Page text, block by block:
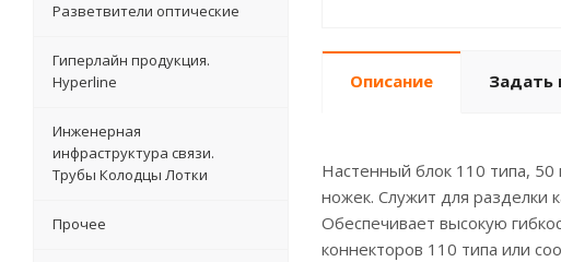
Описание Задать
Настенный блок 110 типа, 50
ножек. Служит для разделки
Обеспечивает высокую
коннекторов 110 типа или
Разветвители оптические
Гиперлайн продукция.
Hyperline
Инженерная
инфраструктура связи.
Трубы Колодцы Лотки
Прочее